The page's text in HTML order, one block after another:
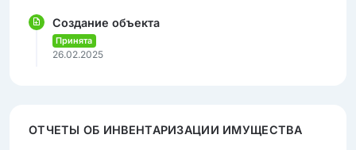
Создание объекта
Принята
26.02.2025
ОТЧЕТЫ ОБ ИНВЕНТАРИЗАЦИИ ИМУЩЕСТВА